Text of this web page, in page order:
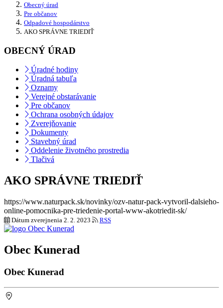
Obecný úrad
Pre občanov
Odpadové hospodárstvo
AKO SPRÁVNE TRIEDIŤ
OBECNÝ ÚRAD
Úradné hodiny
Úradná tabuľa
Oznamy
Verejné obstarávanie
Pre občanov
Ochrana osobných údajov
Zverejňovanie
Dokumenty
Stavebný úrad
Oddelenie životného prostredia
Tlačivá
AKO SPRÁVNE TRIEDIŤ
https://www.naturpack.sk/novinky/ozv-natur-pack-vytvoril-dalsieho-
online-pomocnika-pre-triedenie-portal-www-akotriedit-sk/
Dátum zverejnenia 2. 2. 2023 RSS
Obec Kunerad
Obec Kunerad